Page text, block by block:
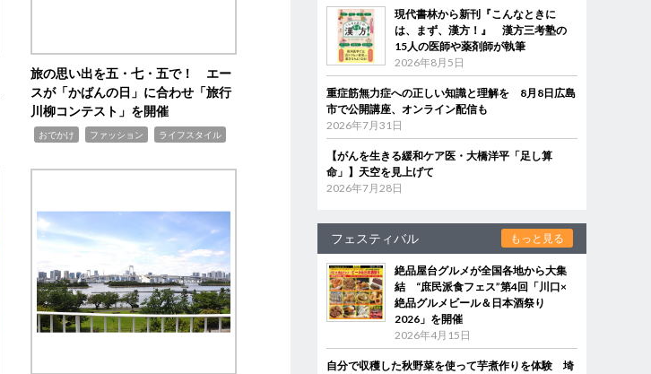
旅の思い出を五・七・五で！ エー
スが「かばんの日」に合わせ「旅行
川柳コンテスト」を開催
おでかけ ファッション ライフスタイル
現代書林から新刊『こんなときに
は、まず、漢方！』 漢方三考塾の
15人の医師や薬剤師が執筆
2026年8月5日
重症筋無力症への正しい知識と理解を 8月8日広島
市で公開講座、オンライン配信も
2026年7月31日
【がんを生きる緩和ケア医・大橋洋平「足し算
命」】天空を見上げて
2026年7月28日
フェスティバル もっと見る
絶品屋台グルメが全国各地から大集
結 “庶民派食フェス”第4回「川口×
絶品グルメビール＆日本酒祭り
2026」を開催
2026年4月15日
自分で収穫した秋野菜を使って芋煮作りを体験 埼